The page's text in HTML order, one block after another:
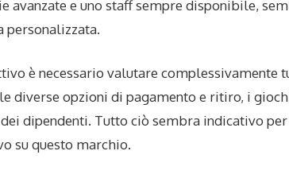
avanzate e uno staff sempre disponibile,
personalizzata.
è necessario valutare complessivamente
diverse opzioni di pagamento e ritiro, i
dipendenti. Tutto ciò sembra indicativo
su questo marchio.